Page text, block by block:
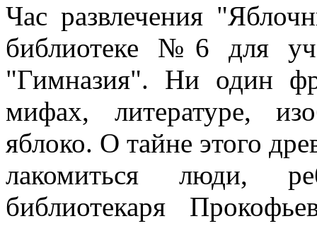
Час развлечения
библиотеке №6 для
"Гимназия". Ни один
мифах, литературе,
яблоко. О тайне этого
лакомиться люди,
библиотекаря